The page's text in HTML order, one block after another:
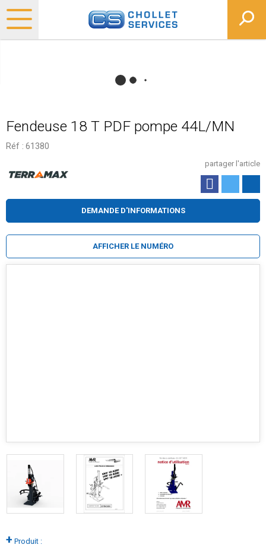
Fendeuse 18 T PDF pompe 44L/MN
Réf : 61380
+ Produit :
partager l'article
DEMANDE D'INFORMATIONS
AFFICHER LE NUMÉRO